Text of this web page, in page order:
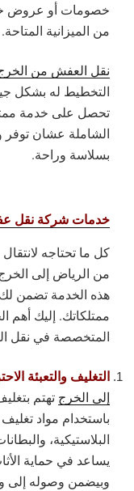
خصومات أو عروض
من الميزانية المتاحة.
نقل العفش من
التخطيط له بشكل
تحصل على خدمة
الشاملة عشان
بسلاسة وراحة.
خدمات شركة نقل
كل ما تحتاجه
من الرياض إلى
هذه الخدمة تضمن
ممتلكاتك. إليك أهم
المتخصصة في نقل
التغليف والتعبئة
إلى الخرج تهتم
باستخدام مواد
البلاستيكية،
يساعد في حماية
وبيضمن وصوله إلى